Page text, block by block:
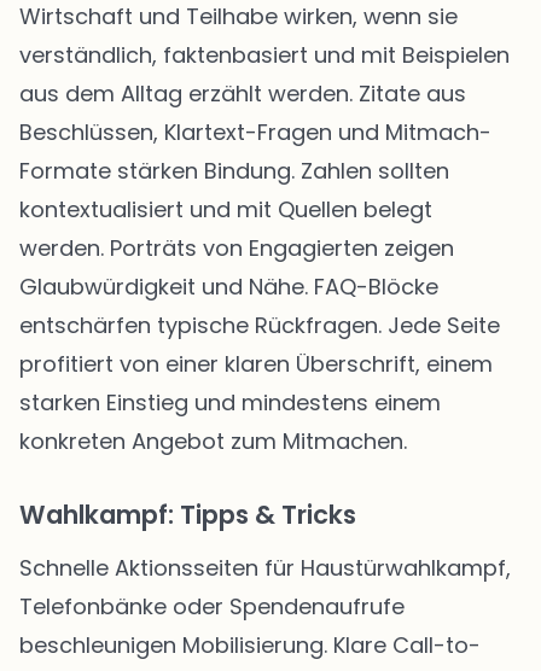
Wirtschaft und Teilhabe wirken, wenn sie
verständlich, faktenbasiert und mit Beispielen
aus dem Alltag erzählt werden. Zitate aus
Beschlüssen, Klartext-Fragen und Mitmach-
Formate stärken Bindung. Zahlen sollten
kontextualisiert und mit Quellen belegt
werden. Porträts von Engagierten zeigen
Glaubwürdigkeit und Nähe. FAQ-Blöcke
entschärfen typische Rückfragen. Jede Seite
profitiert von einer klaren Überschrift, einem
starken Einstieg und mindestens einem
konkreten Angebot zum Mitmachen.
Wahlkampf: Tipps & Tricks
Schnelle Aktionsseiten für Haustürwahlkampf,
Telefonbänke oder Spendenaufrufe
beschleunigen Mobilisierung. Klare Call-to-